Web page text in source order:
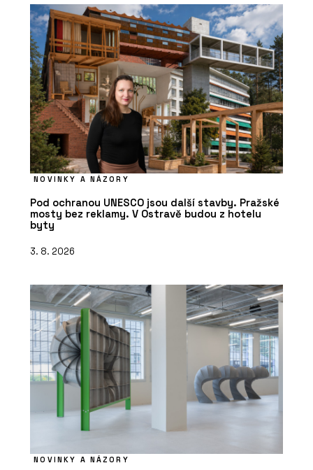
NOVINKY A NÁZORY
Pod ochranou UNESCO jsou další stavby. Pražské
mosty bez reklamy. V Ostravě budou z hotelu
byty
3. 8. 2026
NOVINKY A NÁZORY